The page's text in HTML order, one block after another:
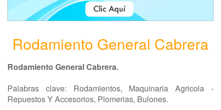
Rodamiento General Cabrera
Rodamiento General Cabrera.
Palabras clave: Rodamientos, Maquinaria Agricola -
Repuestos Y Accesorios, Plomerias, Bulones.